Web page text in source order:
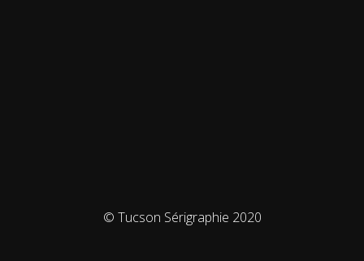
© Tucson Sérigraphie 2020